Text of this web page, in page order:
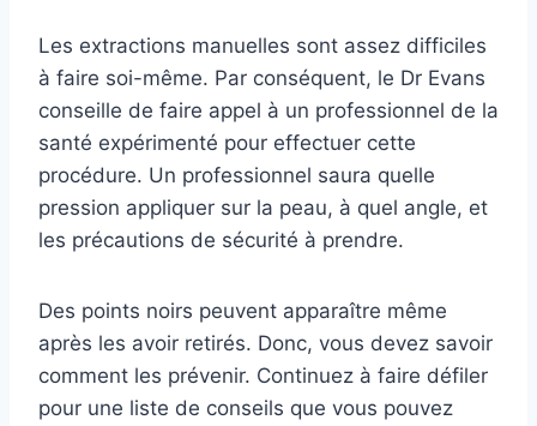
Les extractions manuelles sont assez difficiles
à faire soi-même. Par conséquent, le Dr Evans
conseille de faire appel à un professionnel de la
santé expérimenté pour effectuer cette
procédure. Un professionnel saura quelle
pression appliquer sur la peau, à quel angle, et
les précautions de sécurité à prendre.
Des points noirs peuvent apparaître même
après les avoir retirés. Donc, vous devez savoir
comment les prévenir. Continuez à faire défiler
pour une liste de conseils que vous pouvez